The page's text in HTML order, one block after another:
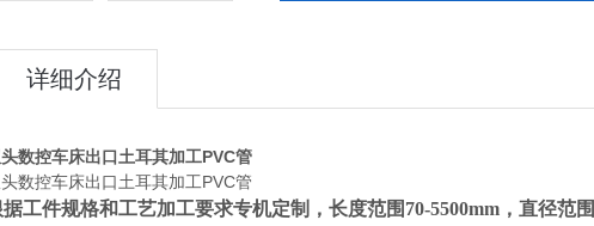
详细介绍
数控车床出口土耳其加工PVC管
数控车床出口土耳其加工PVC管
据工件规格和工艺加工要求专机定制，长度范围70-5500mm，直径范